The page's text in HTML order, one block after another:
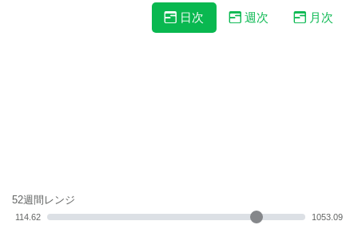
日次
週次 月次
52週間レンジ
114.62 1053.09